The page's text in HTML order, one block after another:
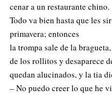
cenar a un restaurante chino.
Todo va bien hasta que les
primavera; entonces
la trompa sale de la
de los rollitos y desaparece
quedan alucinados, y la tia
– No puedo creer lo que he